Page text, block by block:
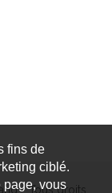
- Tous droits
fins de
ciblé.
page, vous